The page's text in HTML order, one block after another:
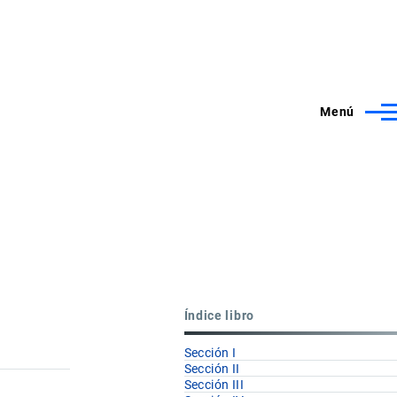
Menú
Índice libro
Sección I
Sección II
Sección III